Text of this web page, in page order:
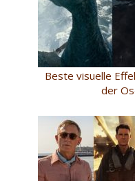
Beste visuelle
der